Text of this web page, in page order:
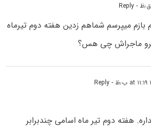
- Reply
بازم میپرسم شماهم زدین هفته دوم تیرماه
- Reply
هفته دوم تیر ماه اسامی چندبرابر